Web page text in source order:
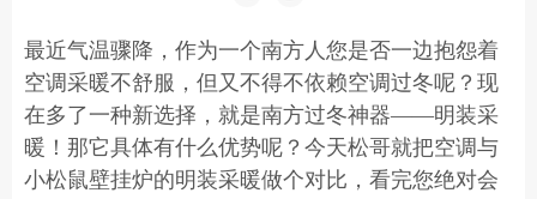
最近气温骤降，作为一个南方人您是否一边抱怨着
空调采暖不舒服，但又不得不依赖空调过冬呢？现
在多了一种新选择，就是南方过冬神器——明装采
暖！那它具体有什么优势呢？今天松哥就把空调与
小松鼠壁挂炉的明装采暖做个对比，看完您绝对会